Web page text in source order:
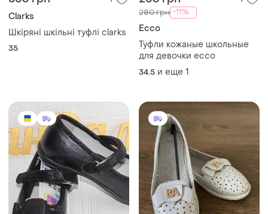
Clarks
Шкіряні шкільні туфлі clarks
35
280 грн -11%
Ecco
Туфли кожаные школьные
для девочки ecco
34.5 и еще 1